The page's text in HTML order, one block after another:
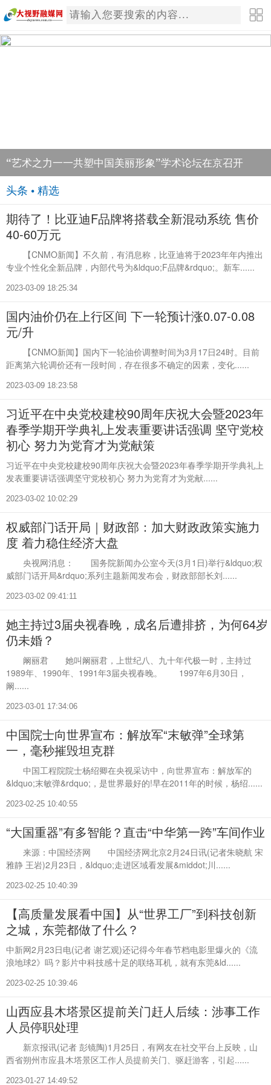
“艺术之力一一共塑中国美丽形象”学术论坛在京召开
头条 • 精选
期待了！比亚迪F品牌将搭载全新混动系统 售价
40-60万元
【CNMO新闻】不久前，有消息称，比亚迪将于2023年年内推出
专业个性化全新品牌，内部代号为&ldquo;F品牌&rdquo;。新车......
2023-03-09 18:25:34
国内油价仍在上行区间 下一轮预计涨0.07-0.08
元/升
【CNMO新闻】国内下一轮油价调整时间为3月17日24时。目前
距离第六轮调价还有一段时间，存在很多不确定的因素，变化......
2023-03-09 18:23:58
习近平在中央党校建校90周年庆祝大会暨2023年
春季学期开学典礼上发表重要讲话强调 坚守党校
初心 努力为党育才为党献策
习近平在中央党校建校90周年庆祝大会暨2023年春季学期开学典礼上
发表重要讲话强调坚守党校初心 努力为党育才为党献......
2023-03-02 10:02:29
权威部门话开局｜财政部：加大财政政策实施力
度 着力稳住经济大盘
央视网消息： 国务院新闻办公室今天(3月1日)举行&ldquo;权
威部门话开局&rdquo;系列主题新闻发布会，财政部部长刘......
2023-03-02 09:41:11
她主持过3届央视春晚，成名后遭排挤，为何64岁
仍未婚？
阚丽君 她叫阚丽君，上世纪八、九十年代极一时，主持过
1989年、1990年、1991年3届央视春晚。 1997年6月30日，
阚......
2023-03-01 17:34:06
中国院士向世界宣布：解放军“末敏弹”全球第
一，毫秒摧毁坦克群
中国工程院院士杨绍卿在央视采访中，向世界宣布：解放军的
&ldquo;末敏弹&rdquo;，是世界最好的!早在2011年的时候，杨绍......
2023-02-25 10:40:55
“大国重器”有多智能？直击“中华第一跨”车间作业
来源：中国经济网 中国经济网北京2月24日讯(记者朱晓航 宋
雅静 王岩)2月23日，&ldquo;走进区域看发展&middot;川......
2023-02-25 10:40:39
【高质量发展看中国】从“世界工厂”到科技创新
之城，东莞都做了什么？
中新网2月23日电(记者 谢艺观)还记得今年春节档电影里爆火的《流
浪地球2》吗？影片中科技感十足的联络耳机，就有东莞&ld......
2023-02-25 10:39:46
山西应县木塔景区提前关门赶人后续：涉事工作
人员停职处理
新京报讯(记者 彭镜陶)1月25日，有网友在社交平台上反映，山
西省朔州市应县木塔景区工作人员提前关门、驱赶游客，引起......
2023-01-27 14:49:52